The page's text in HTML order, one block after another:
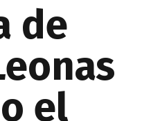
de
el